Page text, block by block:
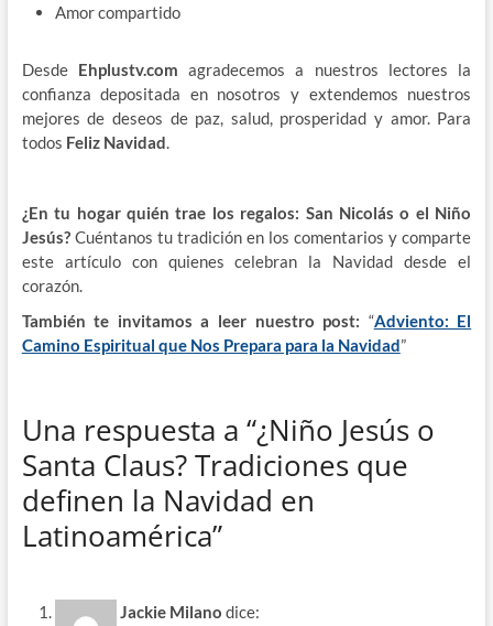
Amor compartido
Desde Ehplustv.com agradecemos a nuestros lectores la
confianza depositada en nosotros y extendemos nuestros
mejores de deseos de paz, salud, prosperidad y amor. Para
todos Feliz Navidad.
¿En tu hogar quién trae los regalos: San Nicolás o el Niño
Jesús? Cuéntanos tu tradición en los comentarios y comparte
este artículo con quienes celebran la Navidad desde el
corazón.
También te invitamos a leer nuestro post: “Adviento: El
Camino Espiritual que Nos Prepara para la Navidad”
Una respuesta a “¿Niño Jesús o
Santa Claus? Tradiciones que
definen la Navidad en
Latinoamérica”
Jackie Milano dice: